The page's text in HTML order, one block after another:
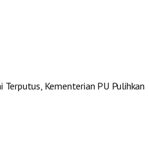
Terputus, Kementerian PU Pulihkan